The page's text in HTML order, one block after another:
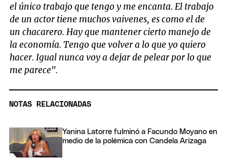
el único trabajo que tengo y me encanta. El trabajo
de un actor tiene muchos vaivenes, es como el de
un chacarero. Hay que mantener cierto manejo de
la economía. Tengo que volver a lo que yo quiero
hacer. Igual nunca voy a dejar de pelear por lo que
me parece".
NOTAS RELACIONADAS
Yanina Latorre fulminó a Facundo Moyano en
medio de la polémica con Candela Arizaga